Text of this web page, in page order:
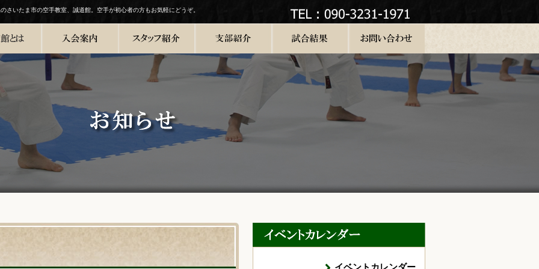
さいたま市の空手教室、誠道館。空手が初心者の方もお気軽にどうぞ。
イベントカレンダー